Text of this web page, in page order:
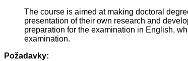
The course is aimed at making doctoral
presentation of their own research and
preparation for the examination in English,
examination.
Požadavky: